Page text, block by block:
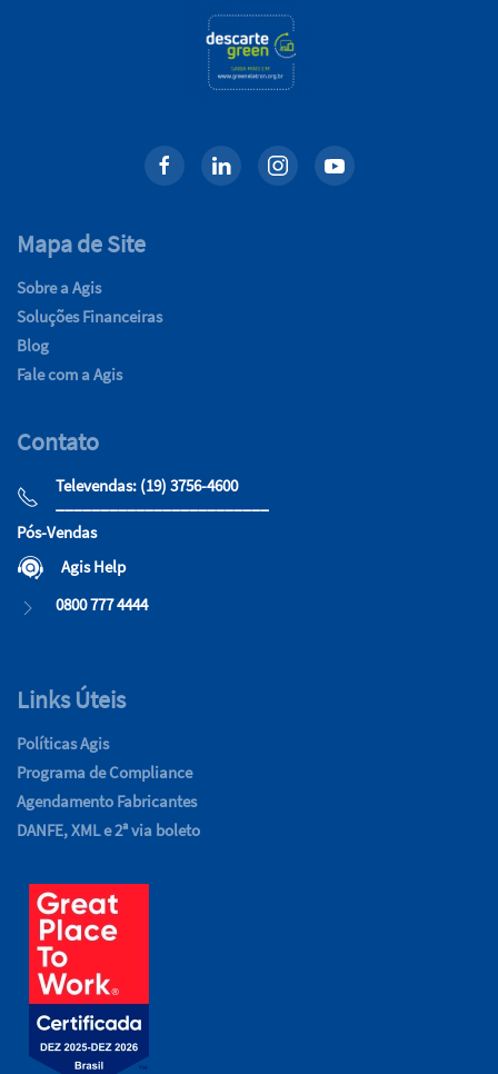
Mapa de Site
Sobre a Agis
Soluções Financeiras
Blog
Fale com a Agis
Contato
Televendas: (19) 3756-4600
Pós-Vendas
Agis Help
0800 777 4444
Links Úteis
Políticas Agis
Programa de Compliance
Agendamento Fabricantes
DANFE, XML e 2ª via boleto